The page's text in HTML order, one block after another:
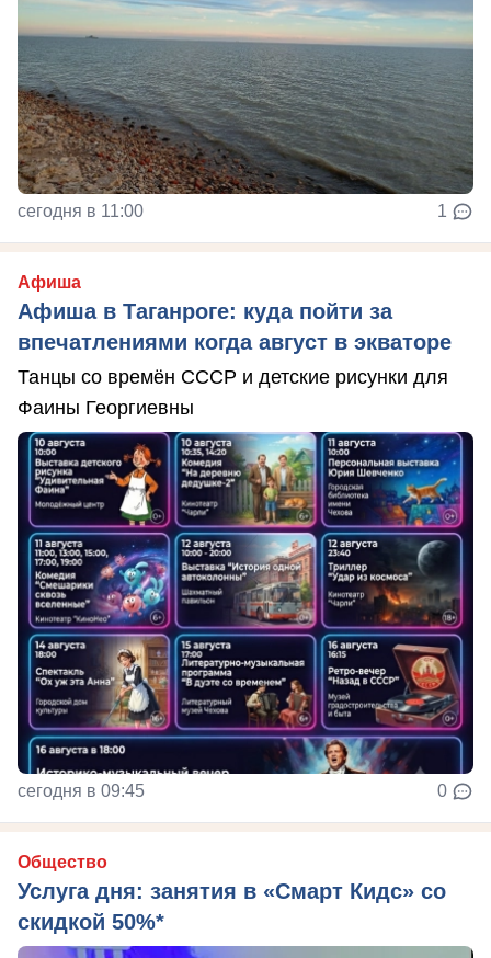
сегодня в 11:00 1
Афиша
Афиша в Таганроге: куда пойти за
впечатлениями когда август в экваторе
Танцы со времён СССР и детские рисунки для
Фаины Георгиевны
сегодня в 09:45 0
Общество
Услуга дня: занятия в «Смарт Кидс» со
скидкой 50%*